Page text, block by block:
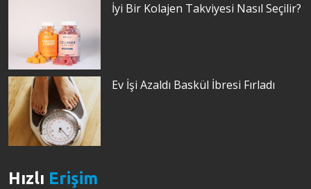
İyi Bir Kolajen Takviyesi Nasıl Seçilir?
Ev İşi Azaldı Baskül İbresi Fırladı
Hızlı Erişim